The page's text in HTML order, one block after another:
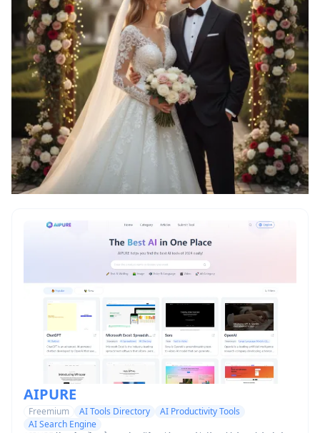
AIPURE
Freemium AI Tools Directory
AI Productivity Tools
AI Search Engine